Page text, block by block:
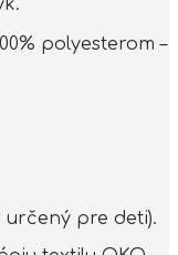
polyesterom –
určený pre deti).